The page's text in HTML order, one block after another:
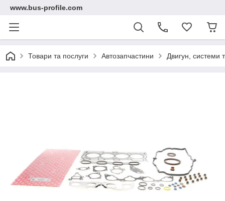
www.bus-profile.com
Товари та послуги Автозапчастини Двигун, системи